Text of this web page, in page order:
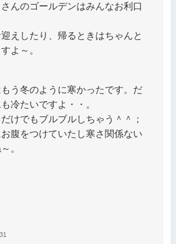
んのゴールデンはみんなお利口
えしたり、帰るときはちゃんと
よ～。
う冬のように寒かったです。だ
冷たいですよ・・。
けでもブルブルしちゃう＾＾；
腹をつけていたし寒さ関係ない
。